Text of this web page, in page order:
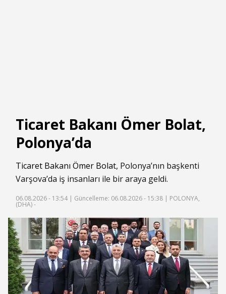
Ticaret Bakanı Ömer Bolat,
Polonya’da
Ticaret Bakanı Ömer Bolat, Polonya’nın başkenti
Varşova’da iş insanları ile bir araya geldi.
06.08.2026 - 13:54 | Güncelleme: 06.08.2026 - 15:38 | POLONYA,
(DHA) -